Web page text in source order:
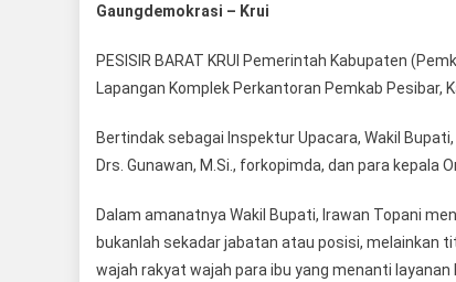
Gaungdemokrasi – Krui
PESISIR BARAT KRUI Pemerintah Kabupaten
Lapangan Komplek Perkantoran Pemkab Pesibar,
Bertindak sebagai Inspektur Upacara, Wakil
Drs. Gunawan, M.Si., forkopimda, dan para kepala
Dalam amanatnya Wakil Bupati, Irawan Topani
bukanlah sekadar jabatan atau posisi, melainkan
wajah rakyat wajah para ibu yang menanti